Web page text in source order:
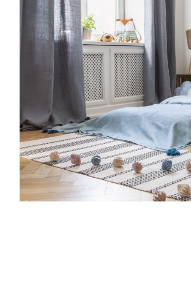
famiglia, grazie a spunti su
creatività, vita lavorativa.
Families: la nostra
al mese riceverai consigli
l’organizzazione della tua
crescita, cucina, creatività,
mondo delle Royal
e speciale.Una volta al
semplice l’organizzazione
genitorialità, crescita,